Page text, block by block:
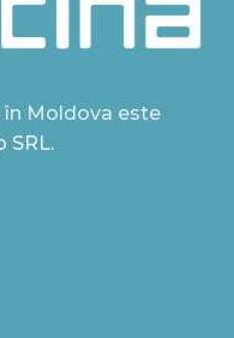
în Moldova este
SRL.